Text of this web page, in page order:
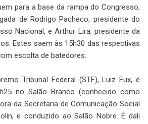
para a base da rampa do Congresso,
de Rodrigo Pacheco, presidente do
Nacional, e Arthur Lira, presidente da
Estes saem às 15h30 das respectivas
escolta de batedores.
Tribunal Federal (STF), Luiz Fux, é
no Salão Branco (conhecido como
da Secretaria de Comunicação Social
e conduzido ao Salão Nobre. É dali